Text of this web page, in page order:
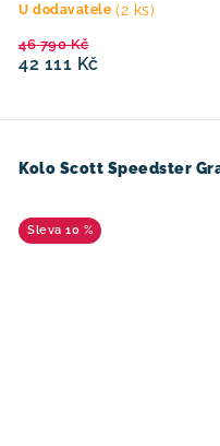
U dodavatele (2 ks)
42 111 Kč
46 790 Kč
Kolo Scott Speedster
10 %